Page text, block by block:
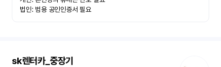
법인: 범용 공인인증서 필요
sk렌터카_중장기